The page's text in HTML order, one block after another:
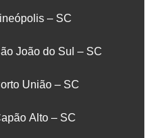
– SC
João do Sul – SC
União – SC
Alto – SC